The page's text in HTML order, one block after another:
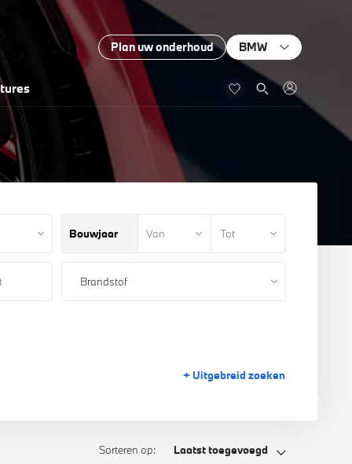
Plan uw onderhoud BMW
Bouwjaar
+ Uitgebreid zoeken
Sorteren op: Laatst toegevoegd